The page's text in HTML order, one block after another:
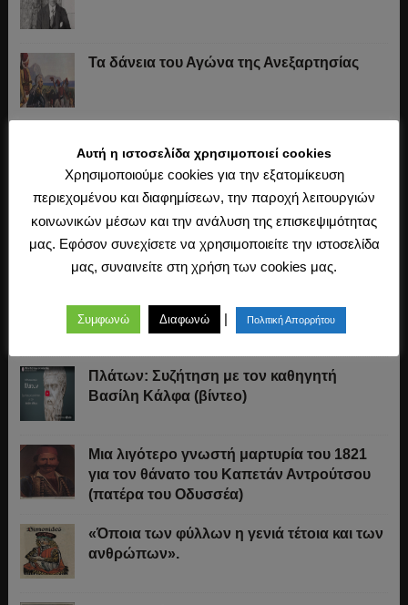
Τα δάνεια του Αγώνα της Ανεξαρτησίας
1847)
Η άλωση της Κωνσταντινούπολης (1453)
των αρχόντων
Πλάτων: Συζήτηση με τον καθηγητή
Βασίλη Κάλφα (βίντεο)
Μια λιγότερο γνωστή μαρτυρία του 1821
για τον θάνατο του Καπετάν Αντρούτσου
(πατέρα του Οδυσσέα)
«Όποια των φύλλων η γενιά τέτοια και των
ανθρώπων».
Αυτή η ιστοσελίδα χρησιμοποιεί cookies
Χρησιμοποιούμε cookies για την εξατομίκευση
περιεχομένου και διαφημίσεων, την παροχή λειτουργιών
κοινωνικών μέσων και την ανάλυση της επισκεψιμότητας
μας. Εφόσον συνεχίσετε να χρησιμοποιείτε την ιστοσελίδα
μας, συναινείτε στη χρήση των cookies μας.
Συμφωνώ Διαφωνώ | Πολιτική Απορρήτου